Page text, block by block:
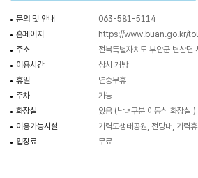
문의 및 안내
063-581-5114
홈페이지
https://www.buan.go.kr/
주소
전북특별자치도 부안군 변산
이용시간
상시 개방
휴일
연중무휴
주차
가능
화장실
있음 (남녀구분 이동식 화장실 )
이용가능시설
가력도생태공원, 전망대, 가력
입장료
무료